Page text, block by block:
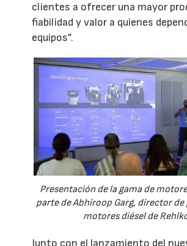
clientes a ofrecer una mayor
fiabilidad y valor a quienes
equipos”.
Presentación de la gama de
parte de Abhiroop Garg, director
motores diésel de
Junto con el lanzamiento del